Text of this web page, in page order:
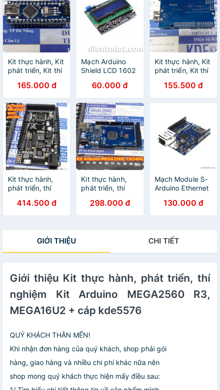
Kit thực hành, Kit
phát triển, Kit thí
NANO V3.0 AVR
ATMEGA328P,
SMD CH340 +
cáp kde4696
165.000 đ
Mạch Arduino
Shield LCD 1602
60.000 đ
Kit thực hành, Kit
phát triển, Kit thí
UNO R3 AVR
ATMEGA328P,
SMD + cáp
155.500 đ
Kit thực hành,
phát triển, thí
Arduino
MEGA2560 R3
414.500 đ
Kit thực hành,
phát triển, thí
Arduino
MEGA2560 R3,
298.000 đ
Mạch Module S-
Arduino Ethernet
130.000 đ
GIỚI THIỆU CHI TIẾT
Giới thiệu Kit thực hành, phát triển, thí
nghiệm Kit Arduino MEGA2560 R3,
MEGA16U2 + cáp kde5576
QUÝ KHÁCH THÂN MẾN!
Khi nhận đơn hàng của quý khách, shop phải gói
hàng, giao hàng và nhiều chi phí khác nữa nên
shop mong quý khách thực hiện mấy điều sau: